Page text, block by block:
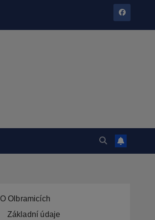
O Olbramicích
Základní údaje